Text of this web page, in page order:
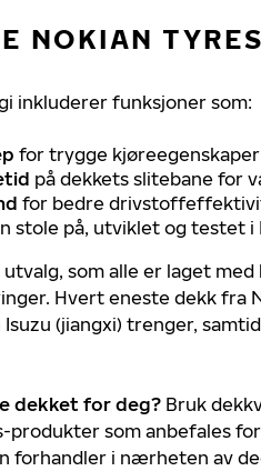
NOKIAN
inkluderer funksjoner som:
for trygge
på dekkets slitebane for
for bedre
stole på, utviklet og testet i
som alle er laget
Hvert eneste dekk fra
(jiangxi) trenger,
dekket for deg? Bruk
produkter som anbefales
forhandler i nærheten av